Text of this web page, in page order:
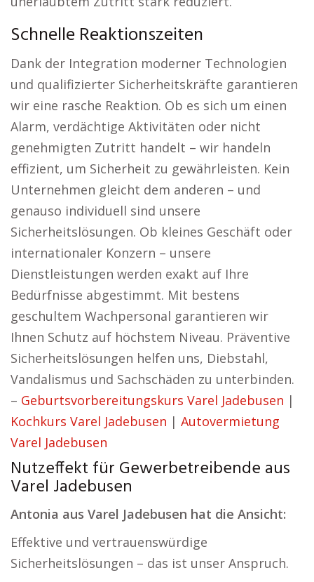
Schnelle Reaktionszeiten
Dank der Integration moderner Technologien
und qualifizierter Sicherheitskräfte garantieren
wir eine rasche Reaktion. Ob es sich um einen
Alarm, verdächtige Aktivitäten oder nicht
genehmigten Zutritt handelt – wir handeln
effizient, um Sicherheit zu gewährleisten. Kein
Unternehmen gleicht dem anderen – und
genauso individuell sind unsere
Sicherheitslösungen. Ob kleines Geschäft oder
internationaler Konzern – unsere
Dienstleistungen werden exakt auf Ihre
Bedürfnisse abgestimmt. Mit bestens
geschultem Wachpersonal garantieren wir
Ihnen Schutz auf höchstem Niveau. Präventive
Sicherheitslösungen helfen uns, Diebstahl,
Vandalismus und Sachschäden zu unterbinden.
– Geburtsvorbereitungskurs Varel Jadebusen |
Kochkurs Varel Jadebusen | Autovermietung
Varel Jadebusen
Nutzeffekt für Gewerbetreibende aus
Varel Jadebusen
Antonia aus Varel Jadebusen hat die Ansicht:
Effektive und vertrauenswürdige
Sicherheitslösungen – das ist unser Anspruch.